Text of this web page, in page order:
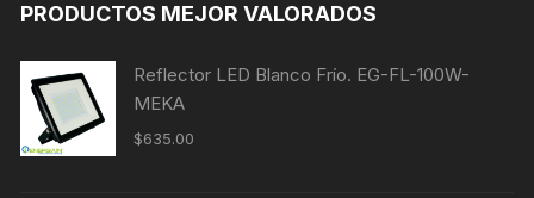
PRODUCTOS MEJOR VALORADOS
Reflector LED Blanco Frío. EG-FL-100W-
MEKA
$635.00